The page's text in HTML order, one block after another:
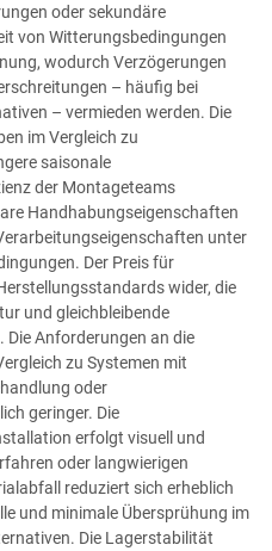
oder sekundäre
von Witterungsbedingungen
wodurch Verzögerungen
– häufig bei
– vermieden werden. Die
im Vergleich zu
saisonale
der Montageteams
Handhabungseigenschaften
unter
Der Preis für
wider, die
und gleichbleibende
Anforderungen an die
zu Systemen mit
oder
geringer. Die
erfolgt visuell und
oder langwierigen
reduziert sich erheblich
und minimale Übersprühung im
Die Lagerstabilität